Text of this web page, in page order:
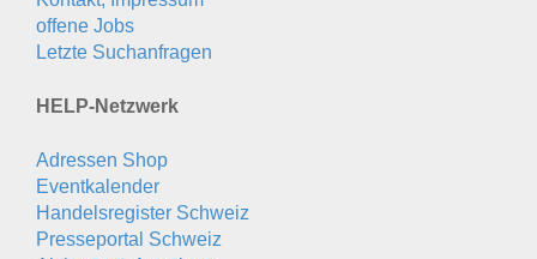
offene Jobs
Letzte Suchanfragen
HELP-Netzwerk
Adressen Shop
Eventkalender
Handelsregister Schweiz
Presseportal Schweiz